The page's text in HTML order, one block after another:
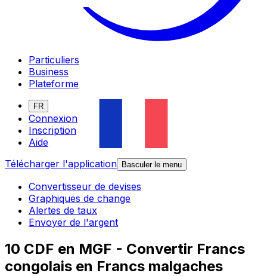
Particuliers
Business
Plateforme
FR
Connexion
Inscription
Aide
Télécharger l'application
Basculer le menu
Convertisseur de devises
Graphiques de change
Alertes de taux
Envoyer de l'argent
10 CDF en MGF - Convertir Francs
congolais en Francs malgaches